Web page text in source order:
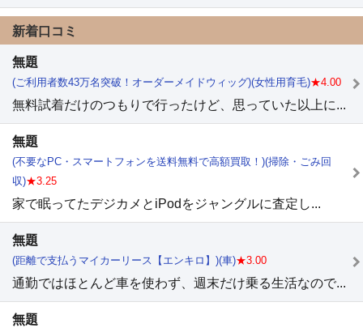
新着口コミ
無題
(ご利用者数43万名突破！オーダーメイドウィッグ)(女性用育毛)★4.00
無料試着だけのつもりで行ったけど、思っていた以上に...
無題
(不要なPC・スマートフォンを送料無料で高額買取！)(掃除・ごみ回
収)★3.25
家で眠ってたデジカメとiPodをジャングルに査定し...
無題
(距離で支払うマイカーリース【エンキロ】)(車)★3.00
通勤ではほとんど車を使わず、週末だけ乗る生活なので...
無題